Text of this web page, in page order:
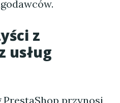
z
usług
PrestaShop przynosi